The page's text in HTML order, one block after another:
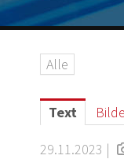
Alle
Text
29.11.2023 |